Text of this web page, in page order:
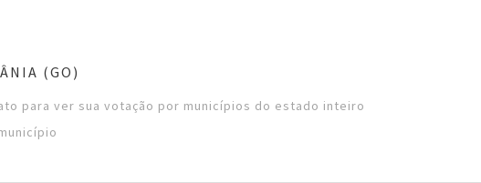
(GO)
para ver sua votação por municípios do estado inteiro